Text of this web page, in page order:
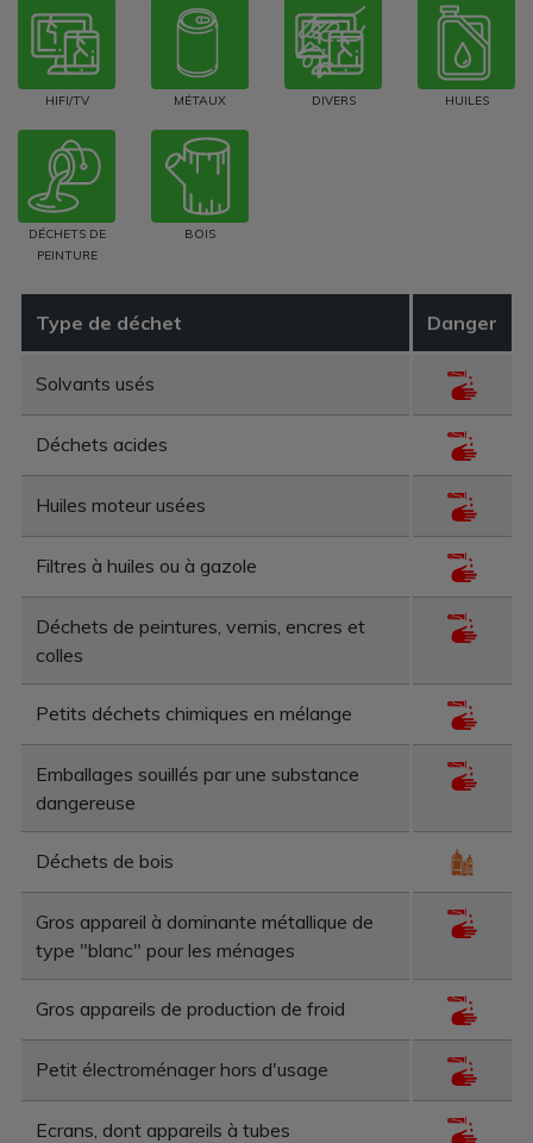
HIFI/TV MÉTAUX DIVERS HUILES
DÉCHETS DE
PEINTURE
BOIS
Type de déchet Danger
Solvants usés
Déchets acides
Huiles moteur usées
Filtres à huiles ou à gazole
Déchets de peintures, vernis, encres et
colles
Petits déchets chimiques en mélange
Emballages souillés par une substance
dangereuse
Déchets de bois
Gros appareil à dominante métallique de
type "blanc" pour les ménages
Gros appareils de production de froid
Petit électroménager hors d'usage
Ecrans, dont appareils à tubes